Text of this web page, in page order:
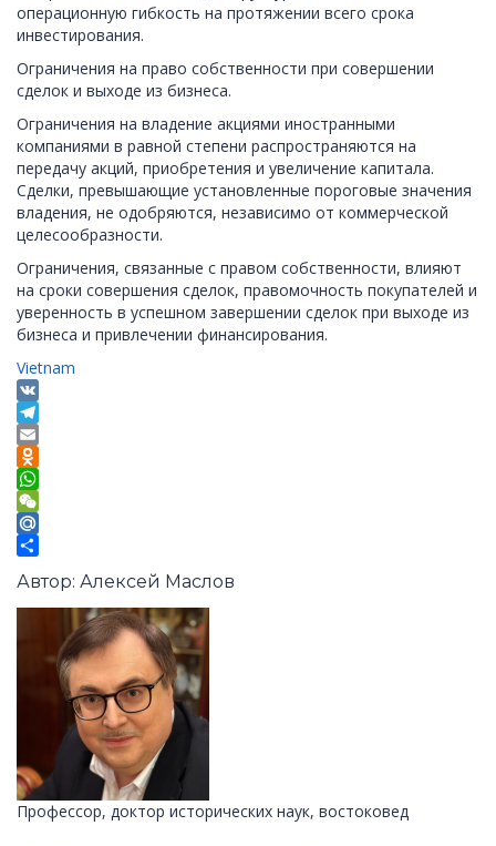
операционную гибкость на протяжении всего срока
инвестирования.
Ограничения на право собственности при совершении
сделок и выходе из бизнеса.
Ограничения на владение акциями иностранными
компаниями в равной степени распространяются на
передачу акций, приобретения и увеличение капитала.
Сделки, превышающие установленные пороговые значения
владения, не одобряются, независимо от коммерческой
целесообразности.
Ограничения, связанные с правом собственности, влияют
на сроки совершения сделок, правомочность покупателей и
уверенность в успешном завершении сделок при выходе из
бизнеса и привлечении финансирования.
Vietnam
VK
Telegram
Email
Odnoklassniki
WhatsApp
WeChat
Mail.Ru
Автор: Алексей Маслов
Профессор, доктор исторических наук, востоковед